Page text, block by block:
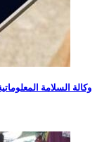
وكالة السلامة